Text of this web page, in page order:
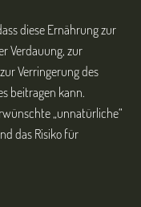
diese Ernährung zur
Verdauung, zur
Verringerung des
beitragen kann.
„unnatürliche“
das Risiko für